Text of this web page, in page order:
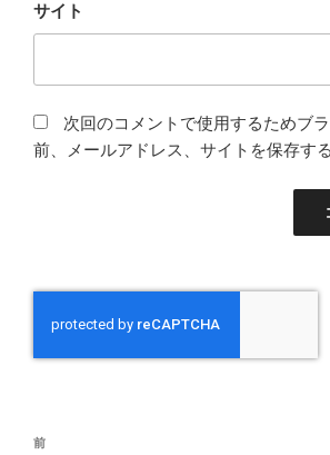
サイト
次回のコメントで使用するためブ
前、メールアドレス、サイトを保存する
投
前
前